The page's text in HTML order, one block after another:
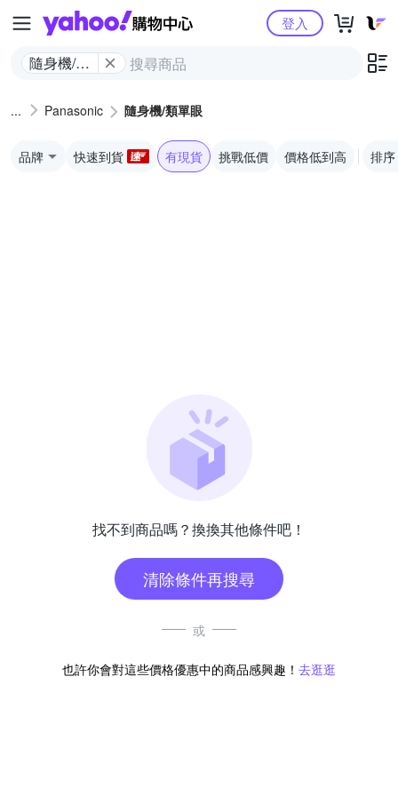
Yahoo購物中心
隨身機/類
登入
Panasonic 隨身機/類單眼
品牌 快速到貨 有現貨 挑戰低價 價格低到高 排序
找不到商品嗎？換換其他條件吧！
清除條件再搜尋
或
也許你會對這些價格優惠中的商品感興趣！ 去逛逛